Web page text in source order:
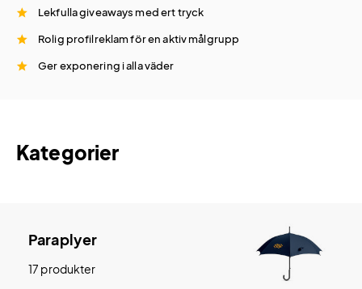
annat för lek och spel, cykling och uteliv. Med företagets logo
till en aktiv målgrupp.
Många av produkterna i denna kategori är också väldigt
Lekfulla giveaways med ert tryck
Rolig profilreklam för en aktiv målgrupp
Ger exponering i alla väder
Kategorier
Paraplyer
17 produkter